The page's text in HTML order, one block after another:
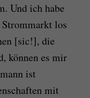
Und ich habe
los
[sic!], die
können es mir
ist
mit